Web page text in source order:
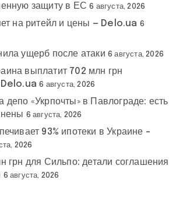
защиту в ЕС 6 августа, 2026
на ритейл и цены — Delo.ua 6
ущерб после атаки 6 августа, 2026
выплатит 702 млн грн
Delo.ua 6 августа, 2026
депо «Укрпочты» в Павлограде: есть
6 августа, 2026
93% ипотеки в Украине –
2026
грн для Сильпо: детали соглашения
6 августа, 2026